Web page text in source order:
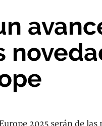
2025 serán de las